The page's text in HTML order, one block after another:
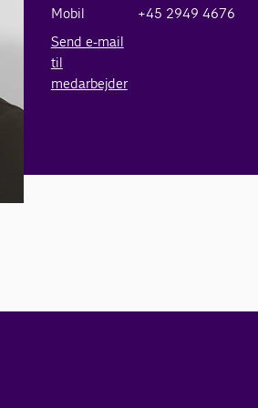
Mobil
+45 2949 4676
Send e-mail
til
medarbejder